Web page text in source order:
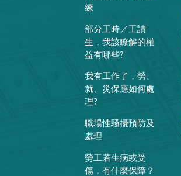
練
部分工時／工讀
生，我該瞭解的權
益有哪些?
我有工作了，勞、
就、災保應如何處
理?
職場性騷擾預防及
處理
勞工若生病或受
傷，有什麼保障？